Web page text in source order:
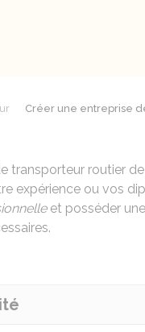
Créer une entreprise
transporteur routier
expérience ou vos
et posséder une